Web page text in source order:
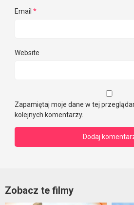
Email *
Website
Zapamiętaj moje dane w tej
kolejnych komentarzy.
Zobacz te filmy